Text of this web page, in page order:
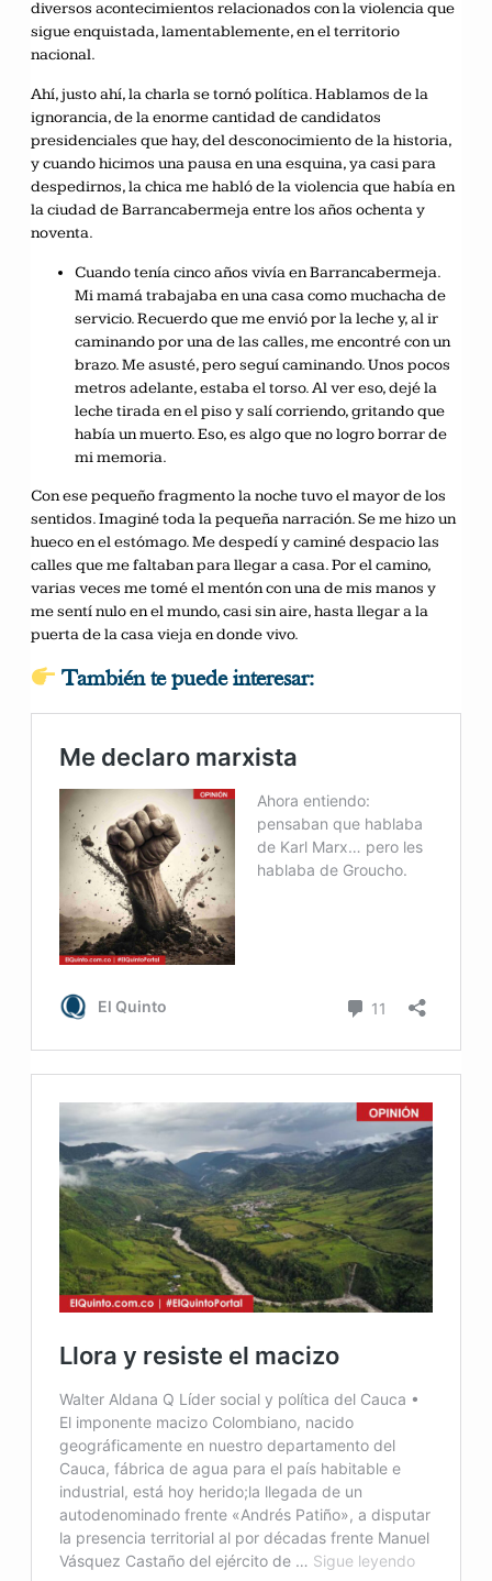
diversos acontecimientos relacionados con la violencia que
sigue enquistada, lamentablemente, en el territorio
nacional.
Ahí, justo ahí, la charla se tornó política. Hablamos de la
ignorancia, de la enorme cantidad de candidatos
presidenciales que hay, del desconocimiento de la historia,
y cuando hicimos una pausa en una esquina, ya casi para
despedirnos, la chica me habló de la violencia que había en
la ciudad de Barrancabermeja entre los años ochenta y
noventa.
Cuando tenía cinco años vivía en Barrancabermeja.
Mi mamá trabajaba en una casa como muchacha de
servicio. Recuerdo que me envió por la leche y, al ir
caminando por una de las calles, me encontré con un
brazo. Me asusté, pero seguí caminando. Unos pocos
metros adelante, estaba el torso. Al ver eso, dejé la
leche tirada en el piso y salí corriendo, gritando que
había un muerto. Eso, es algo que no logro borrar de
mi memoria.
Con ese pequeño fragmento la noche tuvo el mayor de los
sentidos. Imaginé toda la pequeña narración. Se me hizo un
hueco en el estómago. Me despedí y caminé despacio las
calles que me faltaban para llegar a casa. Por el camino,
varias veces me tomé el mentón con una de mis manos y
me sentí nulo en el mundo, casi sin aire, hasta llegar a la
puerta de la casa vieja en donde vivo.
También te puede interesar: